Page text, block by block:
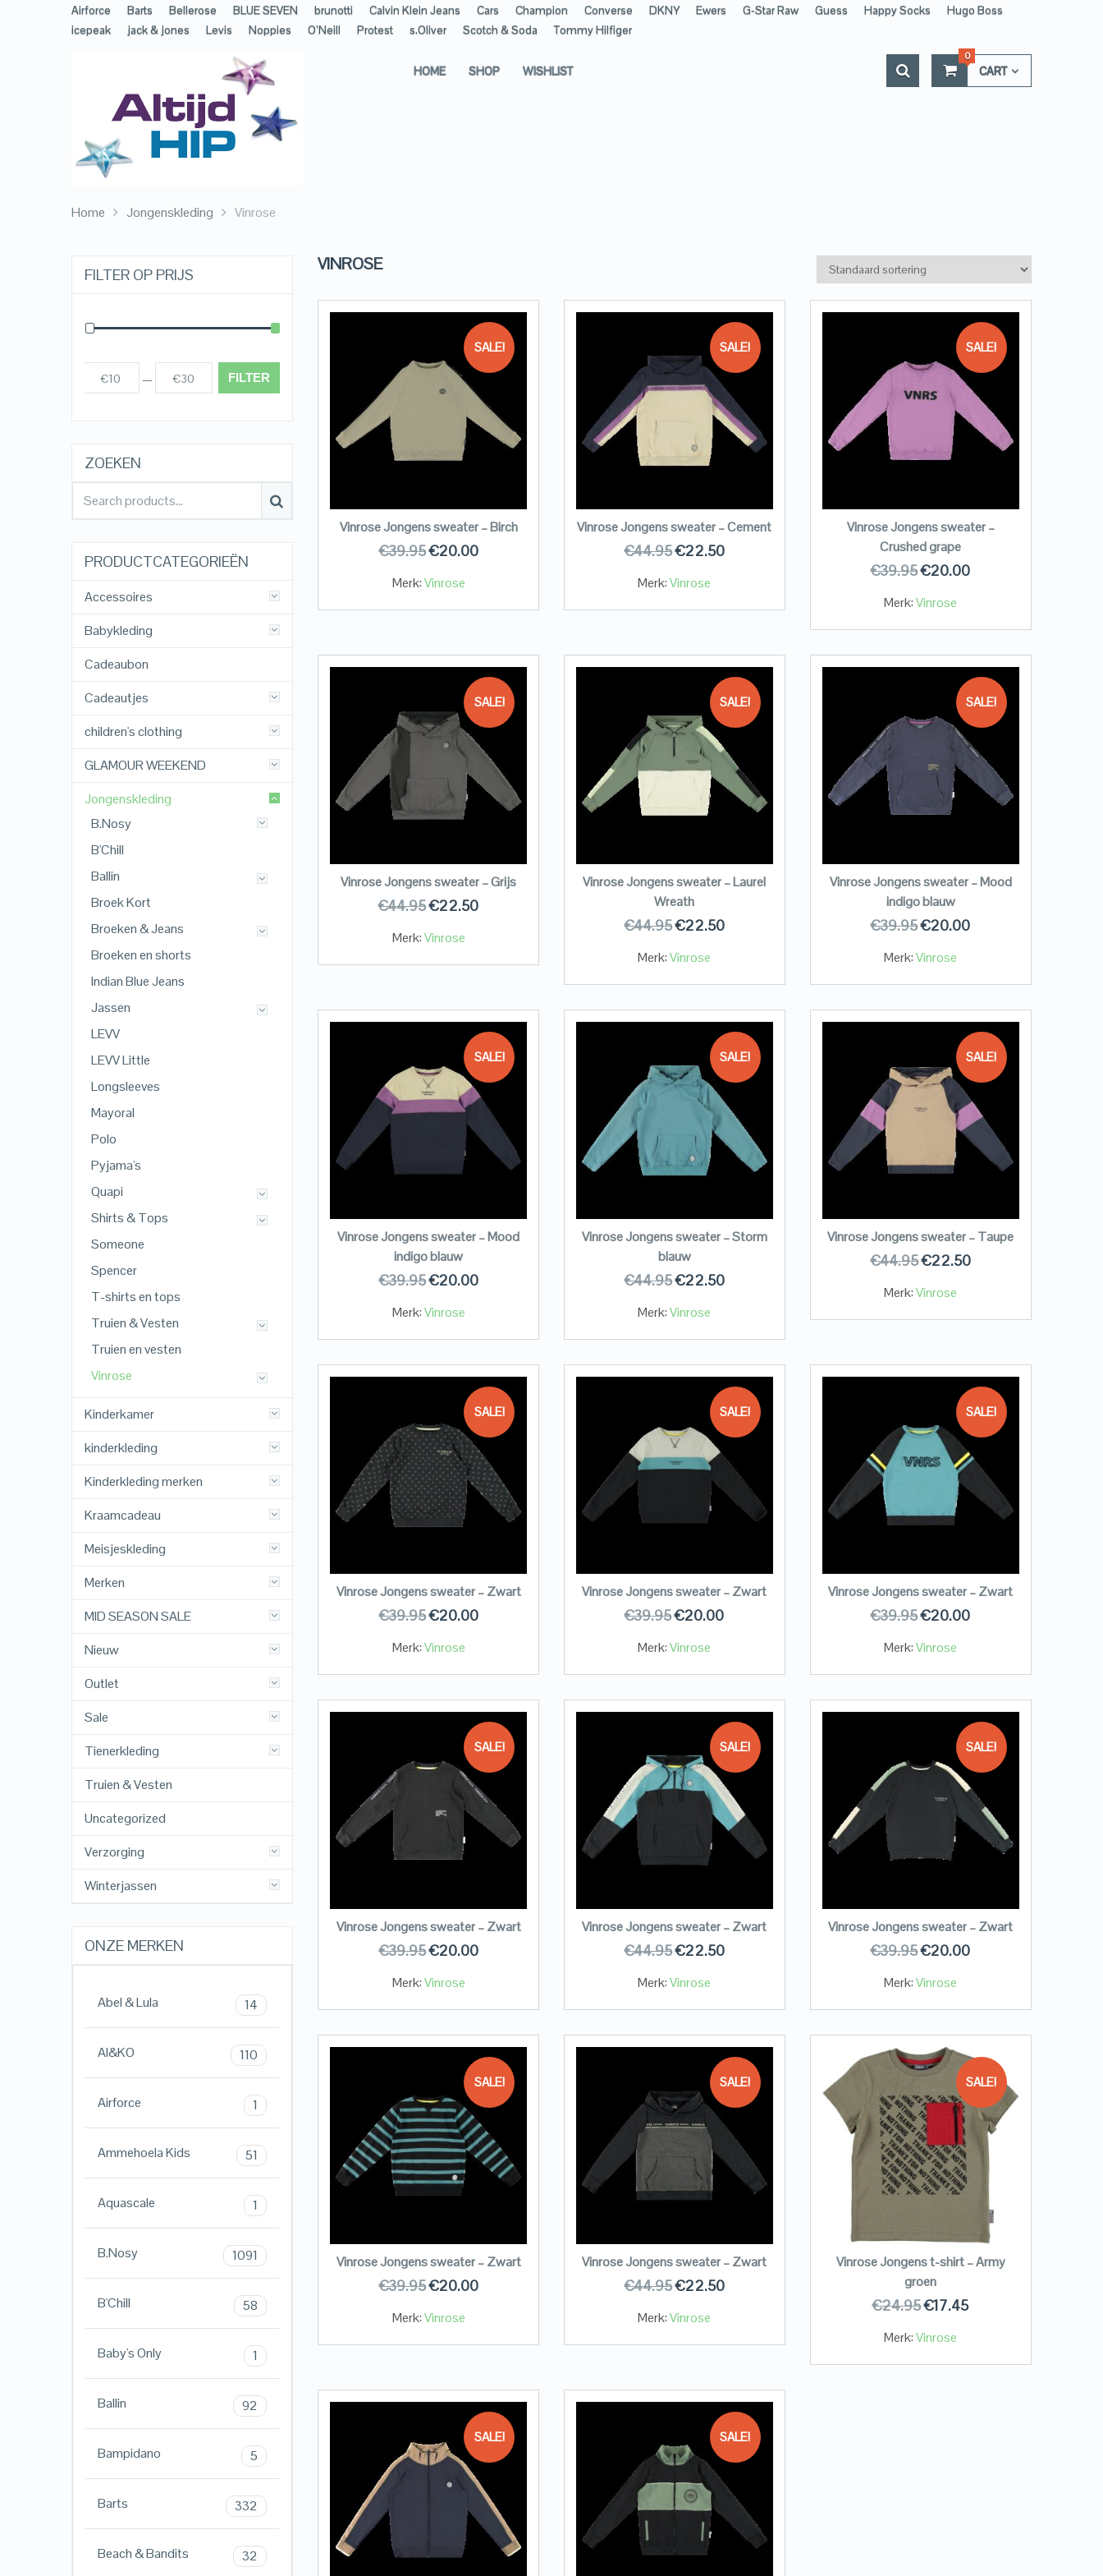
Airforce Barts Bellerose BLUE SEVEN brunotti Calvin Klein Jeans Cars Champion Converse DKNY Ewers G-Star Raw Guess Happy Socks
Hugo Boss
icepeak
jack & jones Levis Noppies O’Neill Protest s.Oliver Scotch & Soda Tommy Hilfiger
HOME SHOP WISHLIST CART
0
Home Jongenskleding Vinrose
VINROSE
SALE!
Vinrose Jongens sweater – Birch
€39.95€20.00
Merk:Vinrose
SALE!
Vinrose Jongens sweater – Cement
€44.95€22.50
Merk:Vinrose
SALE!
Vinrose Jongens sweater –
Crushed grape
€39.95€20.00
Merk:Vinrose
SALE!
Vinrose Jongens sweater – Grijs
€44.95€22.50
Merk:Vinrose
SALE!
Vinrose Jongens sweater – Laurel
Wreath
€44.95€22.50
Merk:Vinrose
SALE!
Vinrose Jongens sweater – Mood
indigo blauw
€39.95€20.00
Merk:Vinrose
SALE!
Vinrose Jongens sweater – Mood
indigo blauw
€39.95€20.00
Merk:Vinrose
SALE!
Vinrose Jongens sweater – Storm
blauw
€44.95€22.50
Merk:Vinrose
SALE!
Vinrose Jongens sweater – Taupe
€44.95€22.50
Merk:Vinrose
SALE!
Vinrose Jongens sweater – Zwart
€39.95€20.00
Merk:Vinrose
SALE!
Vinrose Jongens sweater – Zwart
€39.95€20.00
Merk:Vinrose
SALE!
Vinrose Jongens sweater – Zwart
€39.95€20.00
Merk:Vinrose
SALE!
Vinrose Jongens sweater – Zwart
€39.95€20.00
Merk:Vinrose
SALE!
Vinrose Jongens sweater – Zwart
€44.95€22.50
Merk:Vinrose
SALE!
Vinrose Jongens sweater – Zwart
€39.95€20.00
Merk:Vinrose
SALE!
Vinrose Jongens sweater – Zwart
€39.95€20.00
Merk:Vinrose
SALE!
Vinrose Jongens sweater – Zwart
€44.95€22.50
Merk:Vinrose
SALE!
Vinrose Jongens t-shirt – Army
groen
€24.95€17.45
Merk:Vinrose
SALE! SALE!
FILTER OP PRIJS
FILTER
€10 — €30
ZOEKEN
PRODUCTCATEGORIEËN
Accessoires
Babykleding
Cadeaubon
Cadeautjes
children's clothing
GLAMOUR WEEKEND
Jongenskleding
B.Nosy
B'Chill
Ballin
Broek Kort
Broeken & Jeans
Broeken en shorts
Indian Blue Jeans
Jassen
LEVV
LEVV Little
Longsleeves
Mayoral
Polo
Pyjama's
Quapi
Shirts & Tops
Someone
Spencer
T-shirts en tops
Truien & Vesten
Truien en vesten
Vinrose
Kinderkamer
kinderkleding
Kinderkleding merken
Kraamcadeau
Meisjeskleding
Merken
MID SEASON SALE
Nieuw
Outlet
Sale
Tienerkleding
Truien & Vesten
Uncategorized
Verzorging
Winterjassen
ONZE MERKEN
Abel & Lula 14
AI&KO 110
Airforce 1
Ammehoela Kids 51
Aquascale 1
B.Nosy 1091
B'Chill 58
Baby's Only 1
Ballin 92
Bampidano 5
Barts 332
Beach & Bandits 32